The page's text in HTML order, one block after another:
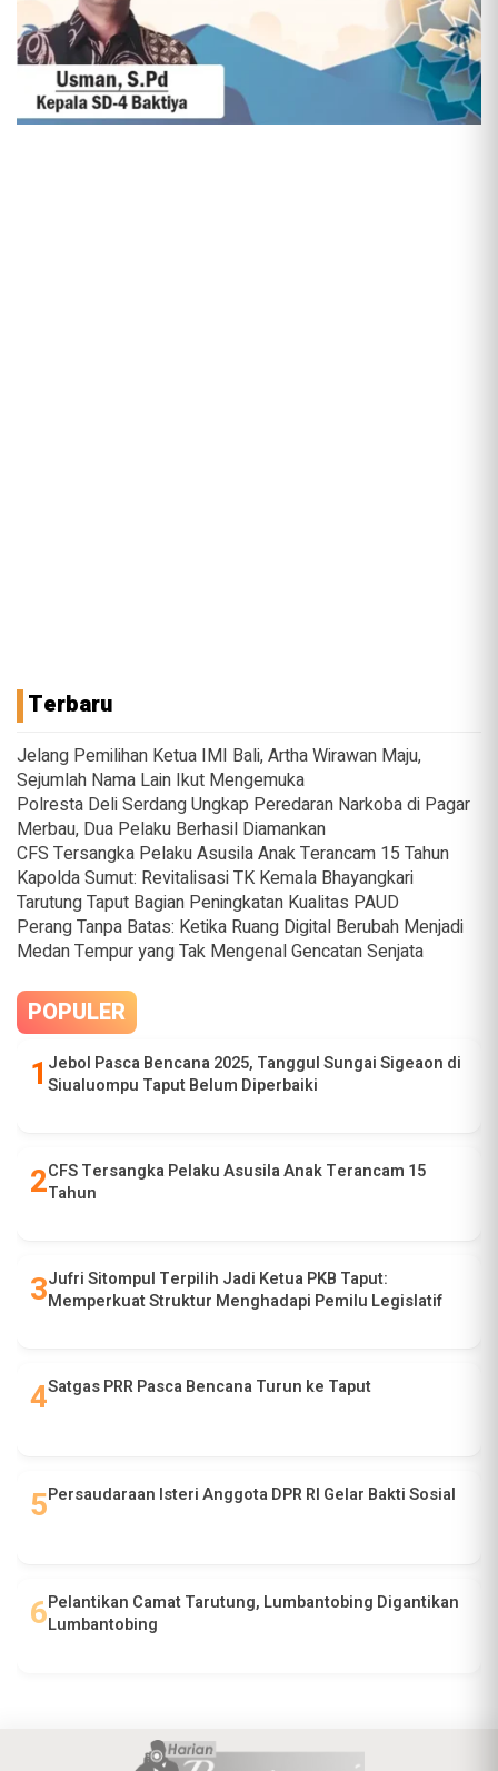
Terbaru
Jelang Pemilihan Ketua IMI Bali, Artha Wirawan Maju,
Sejumlah Nama Lain Ikut Mengemuka
Polresta Deli Serdang Ungkap Peredaran Narkoba di Pagar
Merbau, Dua Pelaku Berhasil Diamankan
CFS Tersangka Pelaku Asusila Anak Terancam 15 Tahun
Kapolda Sumut: Revitalisasi TK Kemala Bhayangkari
Tarutung Taput Bagian Peningkatan Kualitas PAUD
Perang Tanpa Batas: Ketika Ruang Digital Berubah Menjadi
Medan Tempur yang Tak Mengenal Gencatan Senjata
POPULER
Jebol Pasca Bencana 2025, Tanggul Sungai Sigeaon di
Siualuompu Taput Belum Diperbaiki
CFS Tersangka Pelaku Asusila Anak Terancam 15
Tahun
Jufri Sitompul Terpilih Jadi Ketua PKB Taput:
Memperkuat Struktur Menghadapi Pemilu Legislatif
Satgas PRR Pasca Bencana Turun ke Taput
Persaudaraan Isteri Anggota DPR RI Gelar Bakti Sosial
Pelantikan Camat Tarutung, Lumbantobing Digantikan
Lumbantobing